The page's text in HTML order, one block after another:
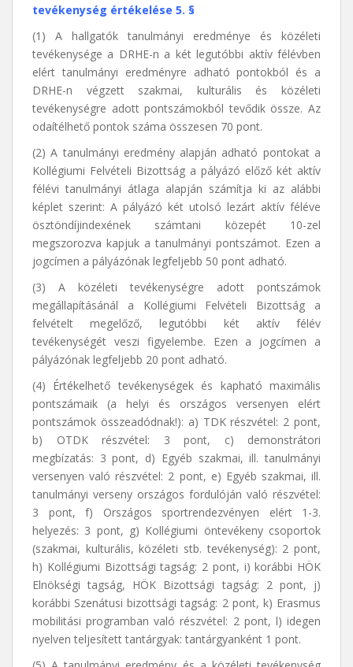
tevékenység értékelése 5. §
(1) A hallgatók tanulmányi eredménye és közéleti
tevékenysége a DRHE-n a két legutóbbi aktív félévben
elért tanulmányi eredményre adható pontokból és a
DRHE-n végzett szakmai, kulturális és közéleti
tevékenységre adott pontszámokból tevődik össze. Az
odaítélhető pontok száma összesen 70 pont.
(2) A tanulmányi eredmény alapján adható pontokat a
Kollégiumi Felvételi Bizottság a pályázó előző két aktív
félévi tanulmányi átlaga alapján számítja ki az alábbi
képlet szerint: A pályázó két utolsó lezárt aktív féléve
ösztöndíjindexének számtani közepét 10-zel
megszorozva kapjuk a tanulmányi pontszámot. Ezen a
jogcímen a pályázónak legfeljebb 50 pont adható.
(3) A közéleti tevékenységre adott pontszámok
megállapításánál a Kollégiumi Felvételi Bizottság a
felvételt megelőző, legutóbbi két aktív félév
tevékenységét veszi figyelembe. Ezen a jogcímen a
pályázónak legfeljebb 20 pont adható.
(4) Értékelhető tevékenységek és kapható maximális
pontszámaik (a helyi és országos versenyen elért
pontszámok összeadódnak!): a) TDK részvétel: 2 pont,
b) OTDK részvétel: 3 pont, c) demonstrátori
megbízatás: 3 pont, d) Egyéb szakmai, ill. tanulmányi
versenyen való részvétel: 2 pont, e) Egyéb szakmai, ill.
tanulmányi verseny országos fordulóján való részvétel:
3 pont, f) Országos sportrendezvényen elért 1-3.
helyezés: 3 pont, g) Kollégiumi öntevékeny csoportok
(szakmai, kulturális, közéleti stb. tevékenység): 2 pont,
h) Kollégiumi Bizottsági tagság: 2 pont, i) korábbi HÖK
Elnökségi tagság, HÖK Bizottsági tagság: 2 pont, j)
korábbi Szenátusi bizottsági tagság: 2 pont, k) Erasmus
mobilitási programban való részvétel: 2 pont, l) idegen
nyelven teljesített tantárgyak: tantárgyanként 1 pont.